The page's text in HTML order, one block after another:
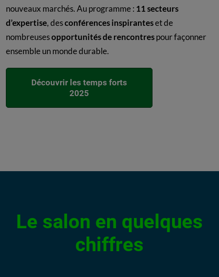
nouveaux marchés. Au programme : 11 secteurs
d’expertise, desconférences inspiranteset de
nombreusesopportunités de rencontrespour façonner
ensemble un monde durable.
Découvrir les temps forts
2025
Le salon en quelques
chiffres